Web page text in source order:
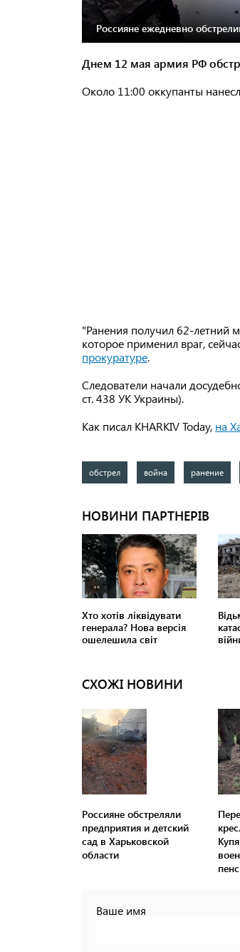
Россияне ежедневно
Днем 12 мая армия РФ
Около 11:00 оккупанты
"Ранения получил 62-летний
которое применил враг,
прокуратуре.
Следователи начали
ст. 438 УК Украины).
Как писал KHARKIV Today, на
обстрел война ранение
СХОЖІ НОВИНИ
Россияне обстреляли
предприятия и детский
сад в Харьковской
области
Ваше имя